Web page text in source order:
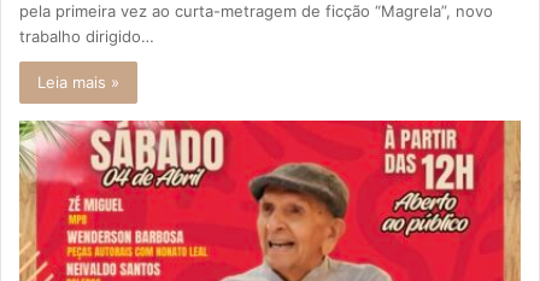
pela primeira vez ao curta-metragem de ficção “Magrela”, novo
trabalho dirigido…
Leia mais »